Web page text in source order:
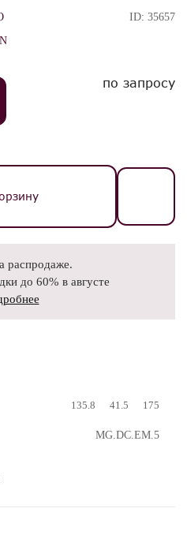
ID: 35657
по запросу
распродаже.
до 60% в августе
135.8 41.5 175
MG.DC.EM.5